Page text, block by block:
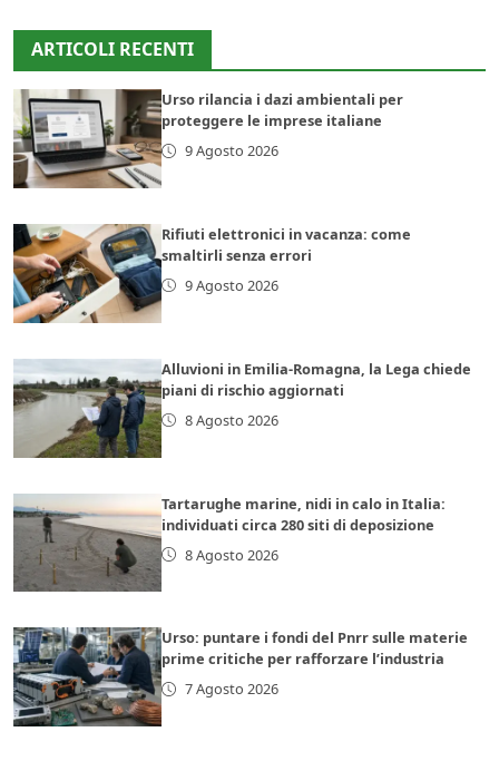
ARTICOLI RECENTI
Urso rilancia i dazi ambientali per
proteggere le imprese italiane
9 Agosto 2026
Rifiuti elettronici in vacanza: come
smaltirli senza errori
9 Agosto 2026
Alluvioni in Emilia-Romagna, la Lega chiede
piani di rischio aggiornati
8 Agosto 2026
Tartarughe marine, nidi in calo in Italia:
individuati circa 280 siti di deposizione
8 Agosto 2026
Urso: puntare i fondi del Pnrr sulle materie
prime critiche per rafforzare l’industria
7 Agosto 2026